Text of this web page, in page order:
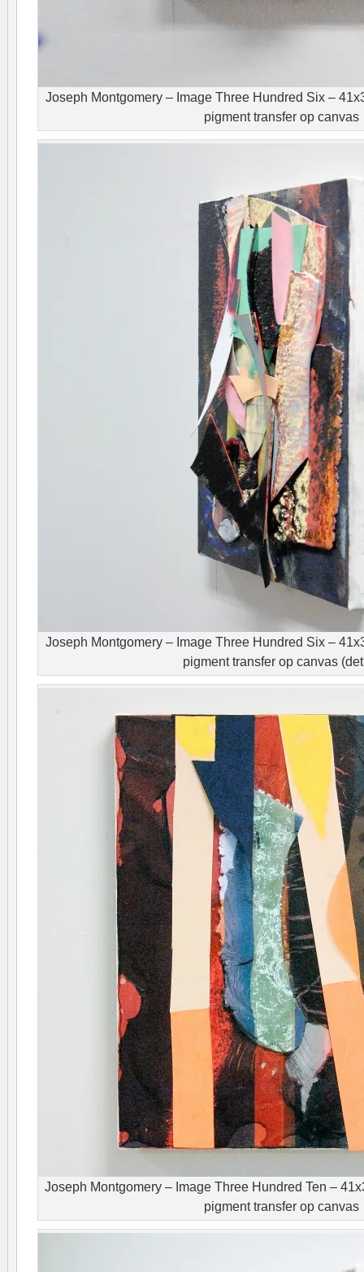
Joseph Montgomery – Image Three Hundred Six –
pigment transfer op canvas
Joseph Montgomery – Image Three Hundred Six –
pigment transfer op canvas
Joseph Montgomery – Image Three Hundred Ten –
pigment transfer op canvas